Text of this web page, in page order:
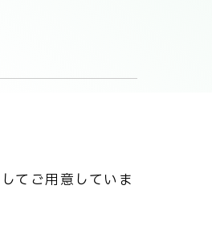
てご用意していま